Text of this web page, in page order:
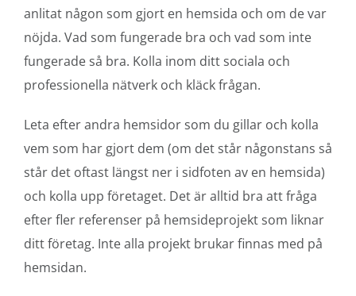
anlitat någon som gjort en hemsida och om de var
nöjda. Vad som fungerade bra och vad som inte
fungerade så bra. Kolla inom ditt sociala och
professionella nätverk och kläck frågan.
Leta efter andra hemsidor som du gillar och kolla
vem som har gjort dem (om det står någonstans så
står det oftast längst ner i sidfoten av en hemsida)
och kolla upp företaget. Det är alltid bra att fråga
efter fler referenser på hemsideprojekt som liknar
ditt företag. Inte alla projekt brukar finnas med på
hemsidan.